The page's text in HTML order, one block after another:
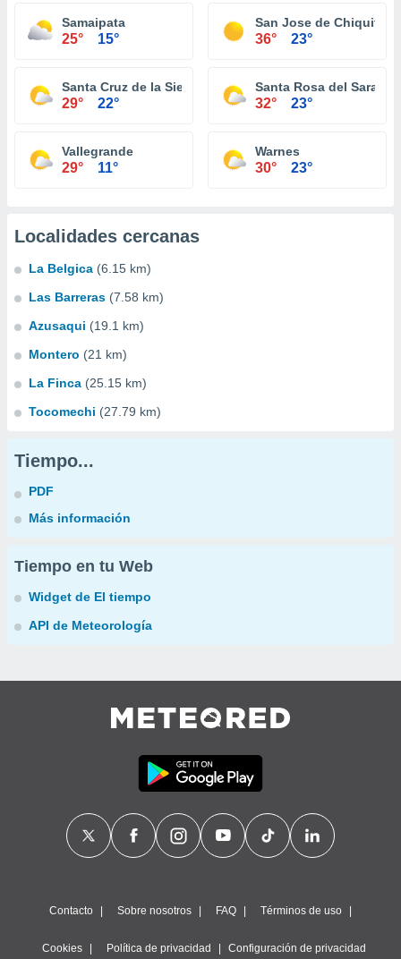
Samaipata
25° 15°
San Jose de Chiquitos
36° 23°
Santa Cruz de la Sierra
29° 22°
Santa Rosa del Sara
32° 23°
Vallegrande
29° 11°
Warnes
30° 23°
Localidades cercanas
La Belgica (6.15 km)
Las Barreras (7.58 km)
Azusaqui (19.1 km)
Montero (21 km)
La Finca (25.15 km)
Tocomechi (27.79 km)
Tiempo...
PDF
Más información
Tiempo en tu Web
Widget de El tiempo
API de Meteorología
Contacto Sobre nosotros FAQ Términos de uso
Cookies Política de privacidad Configuración de privacidad